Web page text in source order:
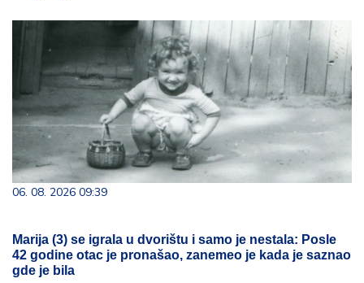
06. 08. 2026 09:39
Marija (3) se igrala u dvorištu i samo je nestala: Posle
42 godine otac je pronašao, zanemeo je kada je saznao
gde je bila